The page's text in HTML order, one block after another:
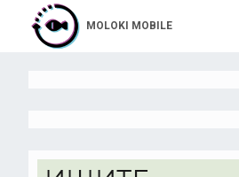
MOLOKI MOBILE